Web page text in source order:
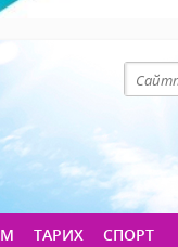
ТАРИХ СПОРТ